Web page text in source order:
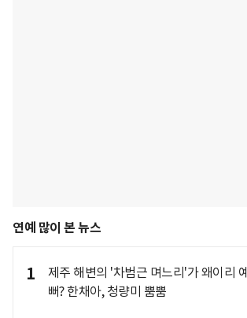
연예 많이 본 뉴스
1
제주 해변의 '차범근 며느리'가 왜이리 예
뻐? 한채아, 청량미 뿜뿜